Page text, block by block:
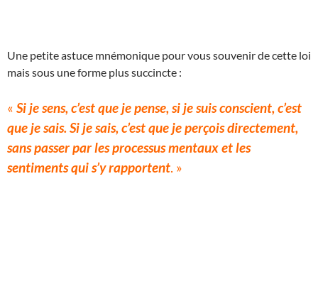
Une petite astuce mnémonique pour vous souvenir de cette loi
mais sous une forme plus succincte :
« Si je sens, c’est que je pense, si je suis conscient, c’est
que je sais. Si je sais, c’est que je perçois directement,
sans passer par les processus mentaux et les
sentiments qui s’y rapportent. »